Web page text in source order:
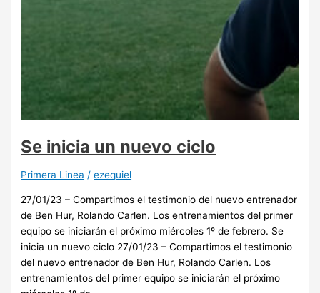
Se inicia un nuevo ciclo
Primera Linea /ezequiel
27/01/23 – Compartimos el testimonio del nuevo entrenador
de Ben Hur, Rolando Carlen. Los entrenamientos del primer
equipo se iniciarán el próximo miércoles 1º de febrero. Se
inicia un nuevo ciclo 27/01/23 – Compartimos el testimonio
del nuevo entrenador de Ben Hur, Rolando Carlen. Los
entrenamientos del primer equipo se iniciarán el próximo